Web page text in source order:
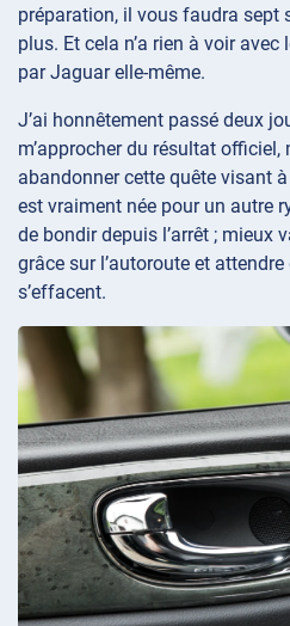
préparation, il vous faudra sept
plus. Et cela n’a rien à voir
par Jaguar elle-même.
J’ai honnêtement passé deux
m’approcher du résultat officiel,
abandonner cette quête visant
est vraiment née pour un autre
de bondir depuis l’arrêt ; mieux
grâce sur l’autoroute et
s’effacent.